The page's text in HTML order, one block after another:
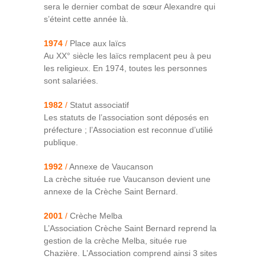
sera le dernier combat de sœur Alexandre qui
s’éteint cette année là.
1974 / Place aux laïcs
Au XX° siècle les laïcs remplacent peu à peu
les religieux. En 1974, toutes les personnes
sont salariées.
1982 / Statut associatif
Les statuts de l’association sont déposés en
préfecture ; l’Association est reconnue d’utilié
publique.
1992 /Annexe de Vaucanson
La crèche située rue Vaucanson devient une
annexe de la Crèche Saint Bernard.
2001 / Crèche Melba
L’Association Crèche Saint Bernard reprend la
gestion de la crèche Melba, située rue
Chazière. L’Association comprend ainsi 3 sites